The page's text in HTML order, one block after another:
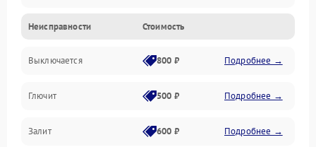
Электронные ошибки
Механические проблемы
Матрица и оптика
Питание и питание цепей
Неисправности Стоимость
Выключается 800 ₽ Подробнее →
Глючит 500 ₽ Подробнее →
Залит 600 ₽ Подробнее →